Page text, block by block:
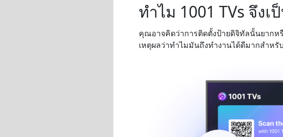
ทำไม 1001 TVs จึง
คุณอาจคิดว่าการติดตั้งป้ายดิจิทัลนั้นยากห
เหตุผลว่าทำไมมันถึงทำงานได้ดีมากสำหรั